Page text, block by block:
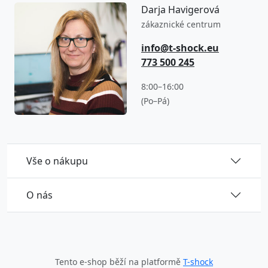
Vše o nákupu
O nás
Darja Havigerová
zákaznické centrum
info@t-shock.eu
773 500 245
8:00–16:00
(Po–Pá)
Tento e-shop běží na platformě T-shock